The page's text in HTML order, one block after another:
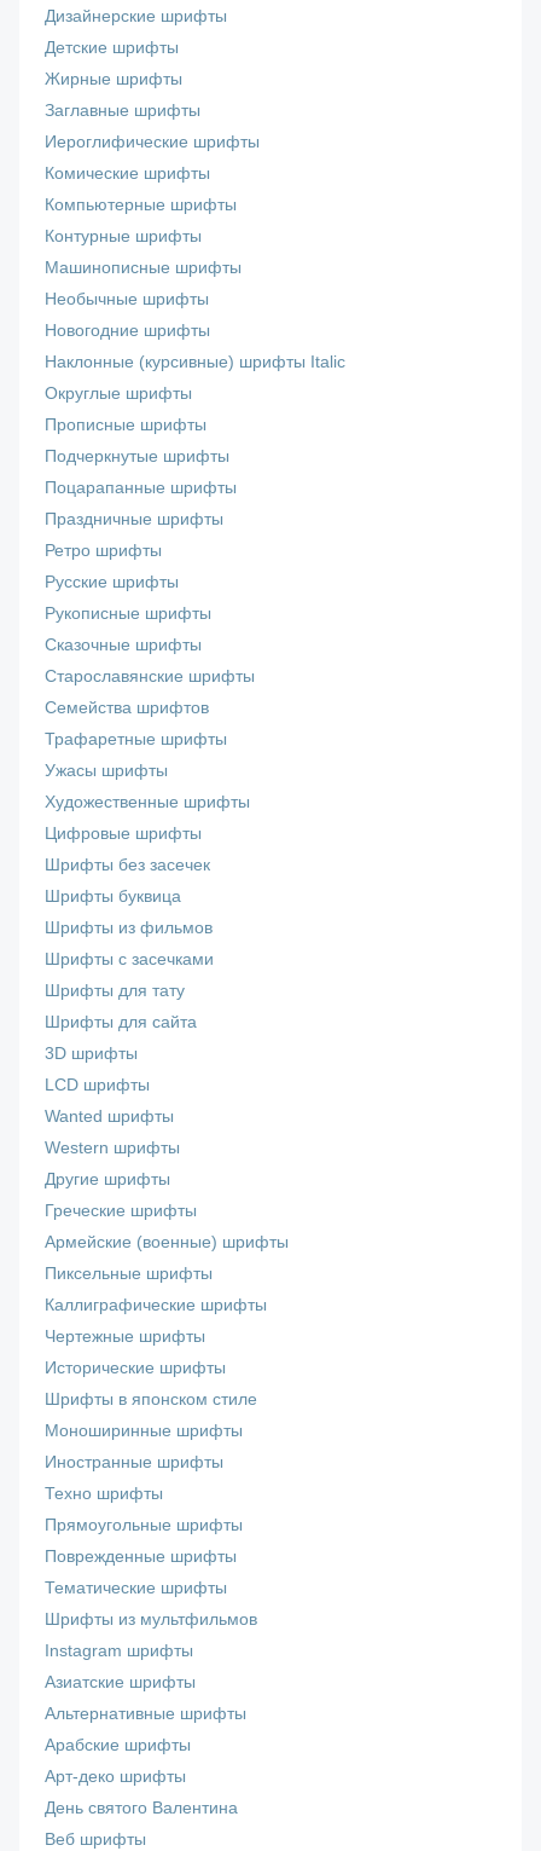
Дизайнерские шрифты
Детские шрифты
Жирные шрифты
Заглавные шрифты
Иероглифические шрифты
Комические шрифты
Компьютерные шрифты
Контурные шрифты
Машинописные шрифты
Необычные шрифты
Новогодние шрифты
Наклонные (курсивные) шрифты Italic
Округлые шрифты
Прописные шрифты
Подчеркнутые шрифты
Поцарапанные шрифты
Праздничные шрифты
Ретро шрифты
Русские шрифты
Рукописные шрифты
Сказочные шрифты
Старославянские шрифты
Семейства шрифтов
Трафаретные шрифты
Ужасы шрифты
Художественные шрифты
Цифровые шрифты
Шрифты без засечек
Шрифты буквица
Шрифты из фильмов
Шрифты с засечками
Шрифты для тату
Шрифты для сайта
3D шрифты
LCD шрифты
Wanted шрифты
Western шрифты
Другие шрифты
Греческие шрифты
Армейские (военные) шрифты
Пиксельные шрифты
Каллиграфические шрифты
Чертежные шрифты
Исторические шрифты
Шрифты в японском стиле
Моноширинные шрифты
Иностранные шрифты
Техно шрифты
Прямоугольные шрифты
Поврежденные шрифты
Тематические шрифты
Шрифты из мультфильмов
Instagram шрифты
Азиатские шрифты
Альтернативные шрифты
Арабские шрифты
Арт-деко шрифты
День святого Валентина
Веб шрифты